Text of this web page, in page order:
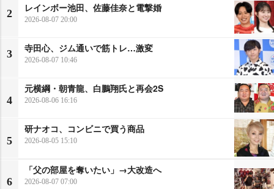
2
レインボー池田、佐藤佳奈と電撃婚
2026-08-07 20:00
3
寺田心、ジム通いで筋トレ…激変
2026-08-07 10:46
4
元横綱・朝青龍、白鵬翔氏と再会2S
2026-08-06 16:16
5
研ナオコ、コンビニで買う商品
2026-08-05 15:10
6
「父の部屋を奪いたい」→大改造へ
2026-08-07 07:00